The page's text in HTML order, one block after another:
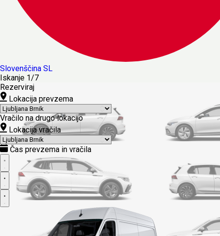
Slovenščina SL
Iskanje 1/7
Rezerviraj
Lokacija prevzema
Vračilo na drugo lokacijo
Lokacija vračila
Čas prevzema in vračila